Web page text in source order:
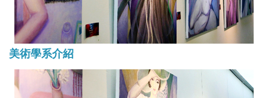
美術學系介紹